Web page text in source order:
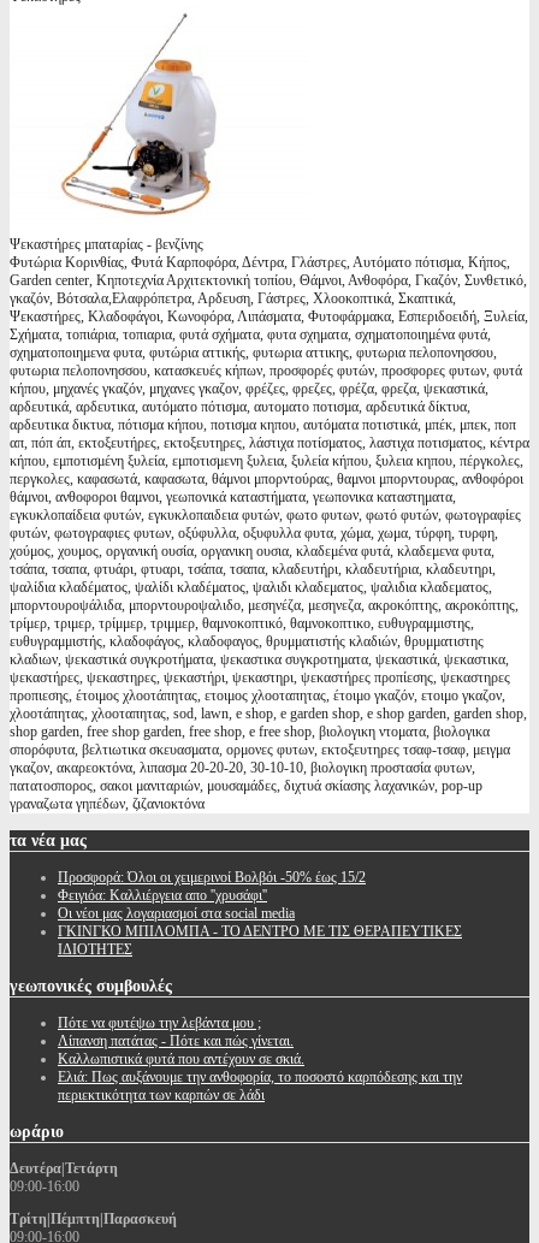
Ψεκαστήρες μπαταρίας - βενζίνης
Φυτώρια Κορινθίας, Φυτά Καρποφόρα, Δέντρα, Γλάστρες, Αυτόματο πότισμα, Κήπος,
Garden center, Κηποτεχνία Αρχιτεκτονική τοπίου, Θάμνοι, Ανθοφόρα, Γκαζόν, Συνθετικό,
γκαζόν, Βότσαλα,Ελαφρόπετρα, Αρδευση, Γάστρες, Χλοοκοπτικά, Σκαπτικά,
Ψεκαστήρες, Κλαδοφάγοι, Κωνοφόρα, Λιπάσματα, Φυτοφάρμακα, Εσπεριδοειδή, Ξυλεία,
Σχήματα, τοπιάρια, τοπιαρια, φυτά σχήματα, φυτα σχηματα, σχηματοποιημένα φυτά,
σχηματοποιημενα φυτα, φυτώρια αττικής, φυτωρια αττικης, φυτωρια πελοπονησσου,
φυτωρια πελοπονησσου, κατασκευές κήπων, προσφορές φυτών, προσφορες φυτων, φυτά
κήπου, μηχανές γκαζόν, μηχανες γκαζον, φρέζες, φρεζες, φρέζα, φρεζα, ψεκαστικά,
αρδευτικά, αρδευτικα, αυτόματο πότισμα, αυτοματο ποτισμα, αρδευτικά δίκτυα,
αρδευτικα δικτυα, πότισμα κήπου, ποτισμα κηπου, αυτόματα ποτιστικά, μπέκ, μπεκ, ποπ
απ, πόπ άπ, εκτοξευτήρες, εκτοξευτηρες, λάστιχα ποτίσματος, λαστιχα ποτισματος, κέντρα
κήπου, εμποτισμένη ξυλεία, εμποτισμενη ξυλεια, ξυλεία κήπου, ξυλεια κηπου, πέργκολες,
περγκολες, καφασωτά, καφασωτα, θάμνοι μπορντούρας, θαμνοι μπορντουρας, ανθοφόροι
θάμνοι, ανθοφοροι θαμνοι, γεωπονικά καταστήματα, γεωπονικα καταστηματα,
εγκυκλοπαίδεια φυτών, εγκυκλοπαιδεια φυτών, φωτο φυτων, φωτό φυτών, φωτογραφίες
φυτών, φωτογραφιες φυτων, οξύφυλλα, οξυφυλλα φυτα, χώμα, χωμα, τύρφη, τυρφη,
χούμος, χουμος, οργανική ουσία, οργανικη ουσια, κλαδεμένα φυτά, κλαδεμενα φυτα,
τσάπα, τσαπα, φτυάρι, φτυαρι, τσάπα, τσαπα, κλαδευτήρι, κλαδευτήρια, κλαδευτηρι,
ψαλίδια κλαδέματος, ψαλίδι κλαδέματος, ψαλιδι κλαδεματος, ψαλιδια κλαδεματος,
μπορντουροψάλιδα, μπορντουροψαλιδο, μεσηνέζα, μεσηνεζα, ακροκόπτης, ακροκόπτης,
τρίμερ, τριμερ, τρίμμερ, τριμμερ, θαμνοκοπτικό, θαμνοκοπτικο, ευθυγραμμιστης,
ευθυγραμμιστής, κλαδοφάγος, κλαδοφαγος, θρυμματιστής κλαδιών, θρυμματιστης
κλαδιων, ψεκαστικά συγκροτήματα, ψεκαστικα συγκροτηματα, ψεκαστικά, ψεκαστικα,
ψεκαστήρες, ψεκαστηρες, ψεκαστήρι, ψεκαστηρι, ψεκαστήρες προπίεσης, ψεκαστηρες
προπιεσης, έτοιμος χλοοτάπητας, ετοιμος χλοοταπητας, έτοιμο γκαζόν, ετοιμο γκαζον,
χλοοτάπητας, χλοοταπητας, sod, lawn, e shop, e garden shop, e shop garden, garden shop,
shop garden, free shop garden, free shop, e free shop, βιολογικη ντοματα, βιολογικα
σπορόφυτα, βελτιωτικα σκευασματα, ορμονες φυτων, εκτοξευτηρες τσαφ-τσαφ, μειγμα
γκαζον, ακαρεοκτόνα, λιπασμα 20-20-20, 30-10-10, βιολογικη προστασία φυτων,
πατατοσπορος, σακοι μανιταριών, μουσαμάδες, διχτυά σκίασης λαχανικών, pop-up
γραναζωτα γηπέδων, ζιζανιοκτόνα
τα νέα μας
Προσφορά: Όλοι οι χειμερινοί Βολβόι -50% έως 15/2
Φειγιόα: Καλλιέργεια απο ''χρυσάφι''
Oι νέοι μας λογαριασμοί στα social media
ΓΚΙΝΓΚΟ ΜΠΙΛΟΜΠΑ - ΤΟ ΔΕΝΤΡΟ ΜΕ ΤΙΣ ΘΕΡΑΠΕΥΤΙΚΕΣ
ΙΔΙΟΤΗΤΕΣ
γεωπονικές συμβουλές
Πότε να φυτέψω την λεβάντα μου ;
Λίπανση πατάτας - Πότε και πώς γίνεται.
Καλλωπιστικά φυτά που αντέχουν σε σκιά.
Ελιά: Πως αυξάνουμε την ανθοφορία, το ποσοστό καρπόδεσης και την
περιεκτικότητα των καρπών σε λάδι
ωράριο
Δευτέρα|Τετάρτη
09:00-16:00
Τρίτη|Πέμπτη|Παρασκευή
09:00-16:00